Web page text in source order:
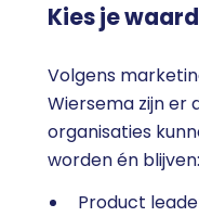
Kies je
Volgens
Wiersema zijn er
organisaties
worden én blijven:
Product